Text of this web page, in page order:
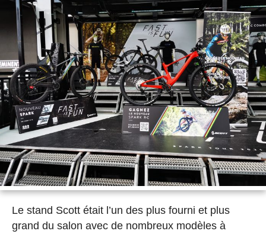
Le stand Scott était l’un des plus fourni et plus
grand du salon avec de nombreux modèles à